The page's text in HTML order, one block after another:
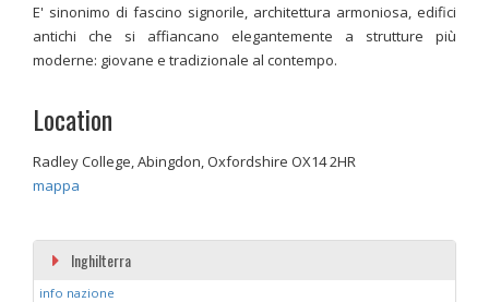
Inghilterra
info nazione
E' sinonimo di fascino signorile, architettura armoniosa, edifici
antichi che si affiancano elegantemente a strutture più
moderne: giovane e tradizionale al contempo.
Location
Radley College, Abingdon, Oxfordshire OX14 2HR
mappa